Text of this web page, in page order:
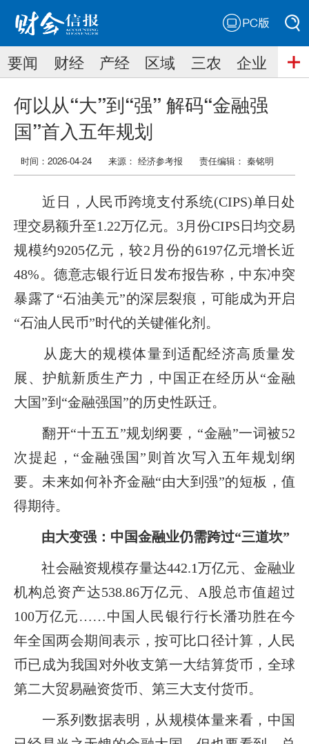
搜索
搜索
要闻 财经 产经 区域 三农 企业
何以从“大”到“强” 解码“金融强
国”首入五年规划
时间：2026-04-24 来源： 经济参考报 责任编辑： 秦铭明
近日，人民币跨境支付系统(CIPS)单日处
理交易额升至1.22万亿元。3月份CIPS日均交易
规模约9205亿元，较2月份的6197亿元增长近
48%。德意志银行近日发布报告称，中东冲突
暴露了“石油美元”的深层裂痕，可能成为开启
“石油人民币”时代的关键催化剂。
从庞大的规模体量到适配经济高质量发
展、护航新质生产力，中国正在经历从“金融
大国”到“金融强国”的历史性跃迁。
翻开“十五五”规划纲要，“金融”一词被52
次提起，“金融强国”则首次写入五年规划纲
要。未来如何补齐金融“由大到强”的短板，值
得期待。
由大变强：中国金融业仍需跨过“三道坎”
社会融资规模存量达442.1万亿元、金融业
机构总资产达538.86万亿元、A股总市值超过
100万亿元……中国人民银行行长潘功胜在今
年全国两会期间表示，按可比口径计算，人民
币已成为我国对外收支第一大结算货币，全球
第二大贸易融资货币、第三大支付货币。
一系列数据表明，从规模体量来看，中国